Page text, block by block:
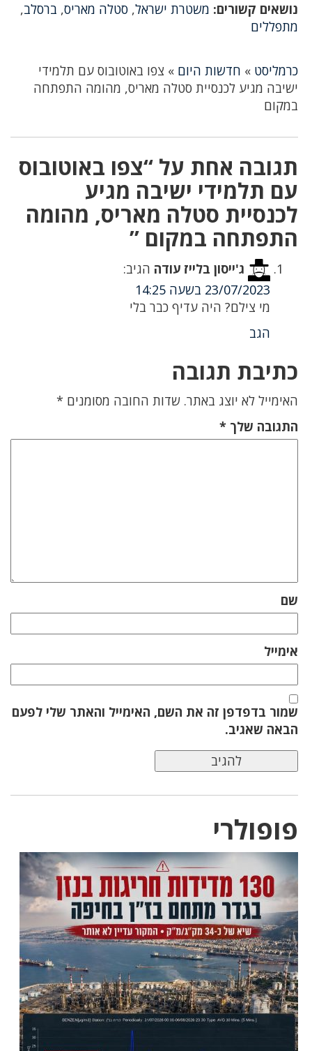
נושאים קשורים: משטרת ישראל, סטלה מאריס, ברסלב,
מתפללים
כרמליסט » חדשות היום » צפו באוטובוס עם תלמידי
ישיבה מגיע לכנסיית סטלה מאריס, מהומה התפתחה
במקום
תגובה אחת על “צפו באוטובוס
עם תלמידי ישיבה מגיע
לכנסיית סטלה מאריס, מהומה
התפתחה במקום ”
ג'ייסון בלייז עודה הגיב:
23/07/2023 בשעה 14:25
מי צילם? היה עדיף כבר בלי
הגב
כתיבת תגובה
האימייל לא יוצג באתר. שדות החובה מסומנים *
התגובה שלך *
שם
אימייל
שמור בדפדפן זה את השם, האימייל והאתר שלי לפעם
הבאה שאגיב.
פופולרי